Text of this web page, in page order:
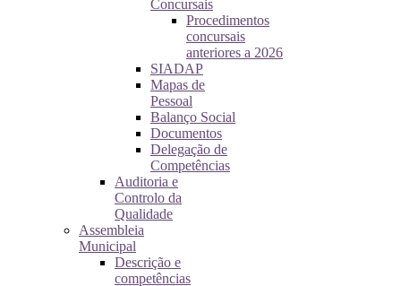
Concursais
Procedimentos
concursais
anteriores a 2026
SIADAP
Mapas de
Pessoal
Balanço Social
Documentos
Delegação de
Competências
Auditoria e
Controlo da
Qualidade
Assembleia
Municipal
Descrição e
competências